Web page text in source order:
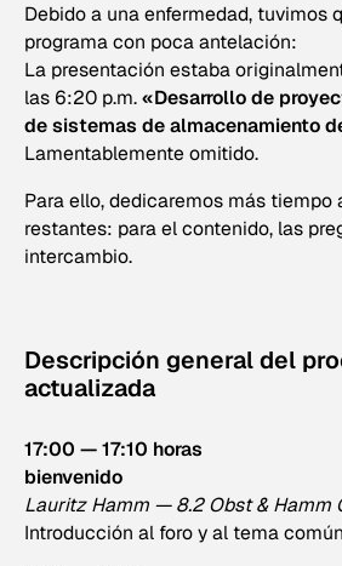
Debido a una enfermedad, tuvimos
programa con poca antelación:
La presentación estaba
las 6:20 p.m.«Desarrollo de
de sistemas de almacenamiento
Lamentablemente omitido.
Para ello, dedicaremos más tiempo
restantes: para el contenido, las
intercambio.
Descripción general del
actualizada
17:00 — 17:10 horas
bienvenido
Lauritz Hamm — 8.2 Obst & Hamm
Introducción al foro y al tema